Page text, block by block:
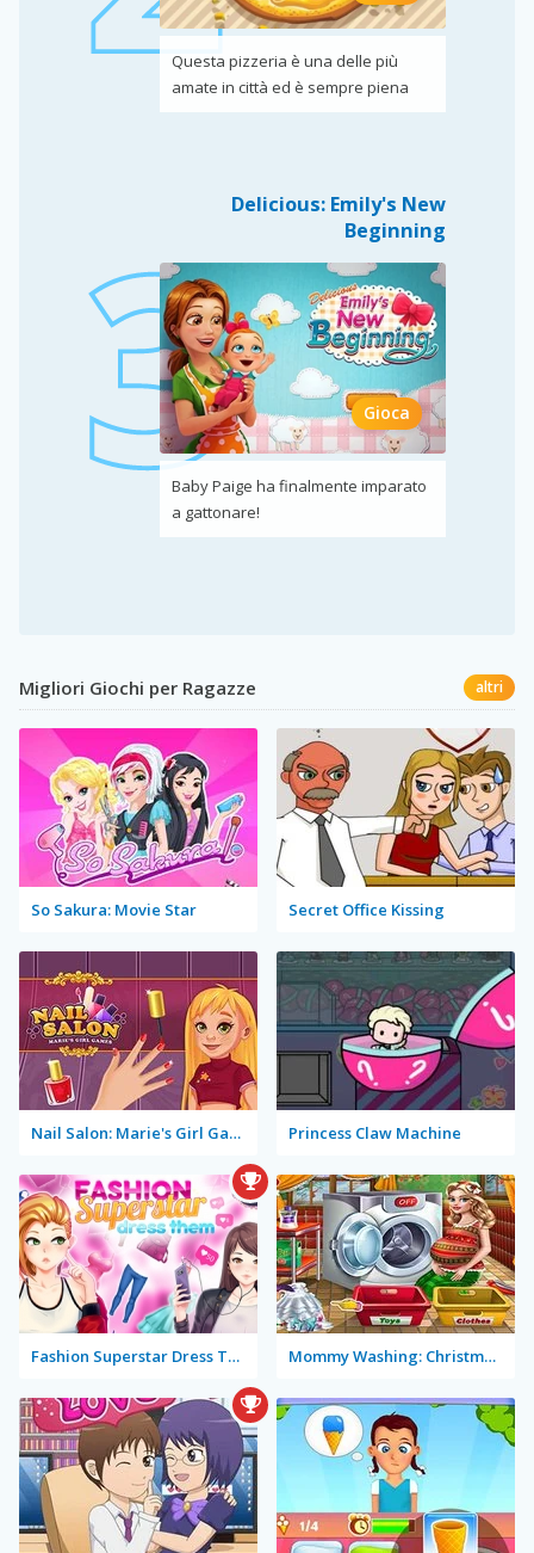
Questa pizzeria è una delle più
amate in città ed è sempre piena
Delicious: Emily's New
Beginning
Gioca
Baby Paige ha finalmente imparato
a gattonare!
Migliori Giochi per Ragazze altri
So Sakura: Movie Star Secret Office Kissing
Nail Salon: Marie's Girl Games Princess Claw Machine
Fashion Superstar Dress Them Mommy Washing: Christmas Toys